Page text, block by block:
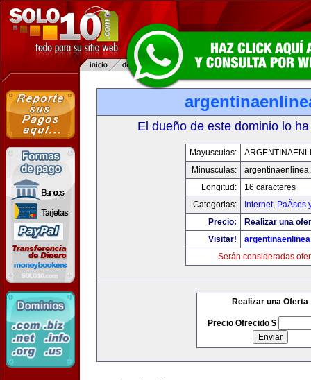
El dueño de este dominio lo
Mayusculas:
Minusculas:
Longitud:
16 caracteres
Categorias:
Internet, PaÃ­ses
Precio:
Realizar una
Visitar!
Serán consideradas
Realizar una Oferta
Precio Ofrecido $